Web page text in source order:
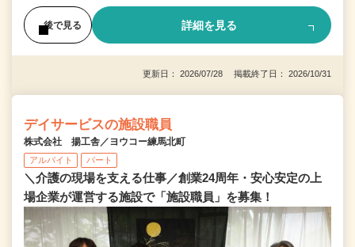
後で見る 詳細を見る
更新日： 2026/07/28 掲載終了日： 2026/10/31
デイサービスの施設職員
株式会社 揚工舎／ヨウコー練馬北町
アルバイト パート
＼介護の現場を支える仕事／創業24周年・安心安定の上
場企業が運営する施設で「施設職員」を募集！